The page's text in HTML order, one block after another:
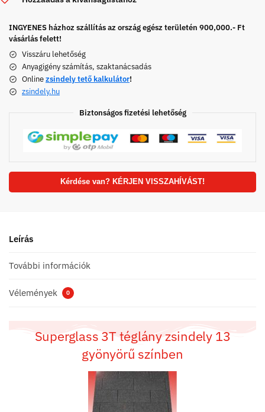
INGYENES házhoz szállítás az ország egész területén 900,000.- Ft
vásárlás felett!
Visszáru lehetőség
Anyagigény számítás, szaktanácsadás
Onlinezsindely tető kalkulátor!
zsindely.hu
Biztonságos fizetési lehetőség
Kérdése van? KÉRJEN VISSZAHÍVÁST!
Leírás
További információk
Vélemények 0
Superglass 3T téglány zsindely 13
gyönyörű színben